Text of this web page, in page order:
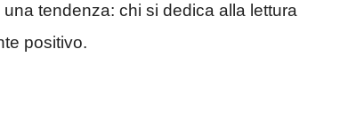
tendenza: chi si dedica alla lettura
positivo.